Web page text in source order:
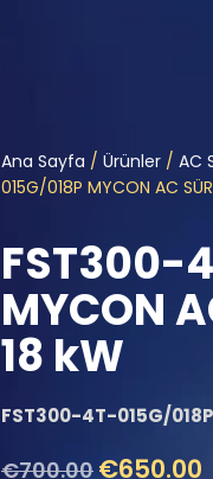
Ana Sayfa / Ürünler / AC
015G/018P MYCON AC
FST300-
MYCON
18 kW
FST300-4T-015G/018P
€700.00 €650.00